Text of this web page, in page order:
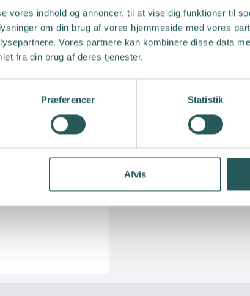
vores indhold og annoncer, til at vise dig funktioner til
om din brug af vores hjemmeside med vores
Vores partnere kan kombinere disse data
fra din brug af deres tjenester.
Præferencer Statistik
Afvis
Adapter for Truma